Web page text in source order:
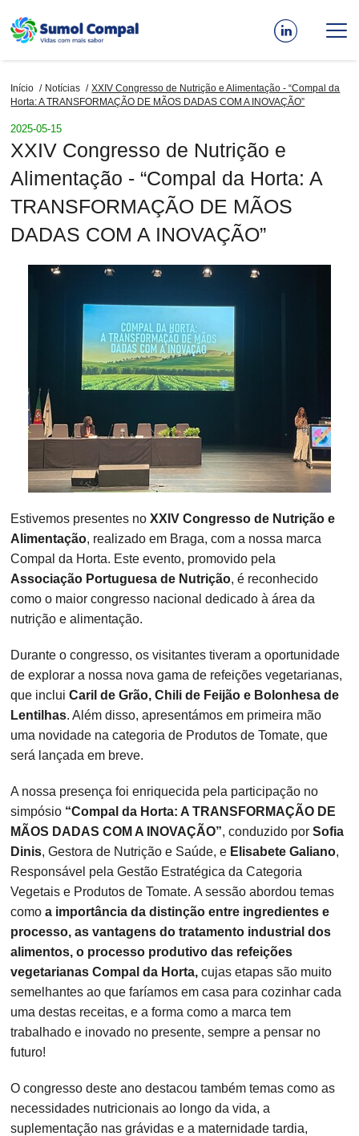
para
principal
Navegação
estrutural
Início Notícias
XXIV Congresso de Nutrição e Alimentação - “Compal da
Horta: A TRANSFORMAÇÃO DE MÃOS DADAS COM A INOVAÇÃO”
2025-05-15
XXIV Congresso de Nutrição e
Alimentação - “Compal da Horta: A
TRANSFORMAÇÃO DE MÃOS
DADAS COM A INOVAÇÃO”
Estivemos presentes noXXIV Congresso de Nutrição e
Alimentação, realizado em Braga, com a nossa marca
Compal da Horta. Este evento, promovido pela
Associação Portuguesa de Nutrição, é reconhecido
como o maior congresso nacional dedicado à área da
nutrição e alimentação.
Durante o congresso, os visitantes tiveram a oportunidade
de explorar a nossa nova gama de refeições vegetarianas,
que incluiCaril de Grão, Chili de Feijão e Bolonhesa de
Lentilhas. Além disso, apresentámos em primeira mão
uma novidade na categoria de Produtos de Tomate, que
será lançada em breve.
A nossa presença foi enriquecida pela participação no
simpósio “Compal da Horta: A TRANSFORMAÇÃO DE
MÃOS DADAS COM A INOVAÇÃO”, conduzido porSofia
Dinis, Gestora de Nutrição e Saúde, e Elisabete Galiano,
Responsável pela Gestão Estratégica da Categoria
Vegetais e Produtos de Tomate. A sessão abordou temas
comoa importância da distinção entre ingredientes e
processo, as vantagens do tratamento industrial dos
alimentos, o processo produtivo das refeições
vegetarianas Compal da Horta, cujas etapas são muito
semelhantes ao que faríamos em casa para cozinhar cada
uma destas receitas, e a forma como a marca tem
trabalhado e inovado no presente, sempre a pensar no
futuro!
O congresso deste ano destacou também temas como as
necessidades nutricionais ao longo da vida, a
suplementação nas grávidas e a maternidade tardia,